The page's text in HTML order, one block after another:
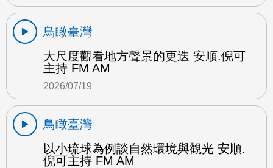
鳥瞰臺灣
大尺度觀看地方聲景的更迭 安順.倪可
主持 FM AM
2026/07/19
鳥瞰臺灣
以小琉球為例談自然環境與觀光 安順.
倪可主持 FM AM